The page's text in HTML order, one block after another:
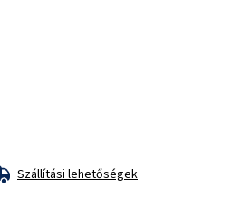
Szállítási lehetőségek